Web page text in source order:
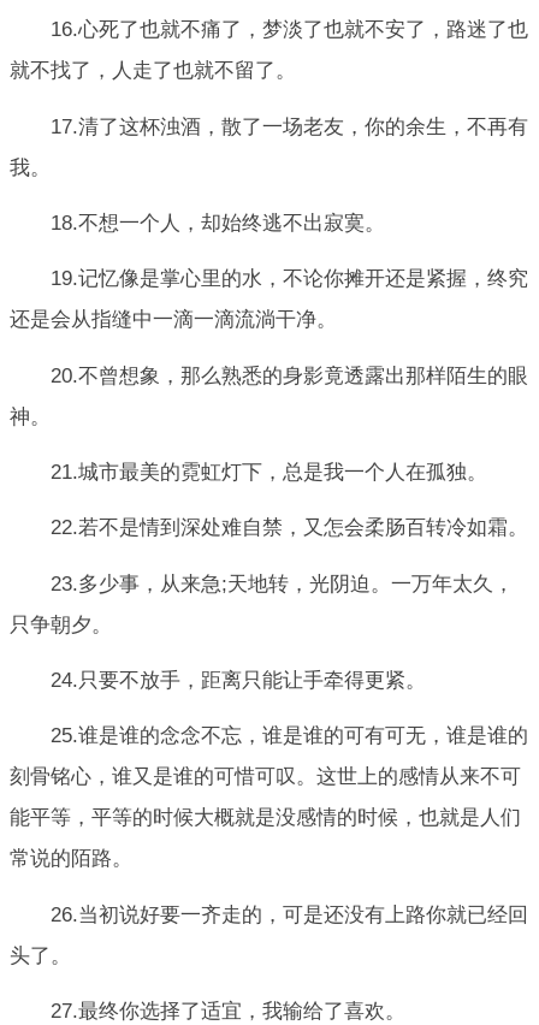
16.心死了也就不痛了，梦淡了也就不安了，路迷了也
就不找了，人走了也就不留了。
17.清了这杯浊酒，散了一场老友，你的余生，不再有
我。
18.不想一个人，却始终逃不出寂寞。
19.记忆像是掌心里的水，不论你摊开还是紧握，终究
还是会从指缝中一滴一滴流淌干净。
20.不曾想象，那么熟悉的身影竟透露出那样陌生的眼
神。
21.城市最美的霓虹灯下，总是我一个人在孤独。
22.若不是情到深处难自禁，又怎会柔肠百转冷如霜。
23.多少事，从来急;天地转，光阴迫。一万年太久，
只争朝夕。
24.只要不放手，距离只能让手牵得更紧。
25.谁是谁的念念不忘，谁是谁的可有可无，谁是谁的
刻骨铭心，谁又是谁的可惜可叹。这世上的感情从来不可
能平等，平等的时候大概就是没感情的时候，也就是人们
常说的陌路。
26.当初说好要一齐走的，可是还没有上路你就已经回
头了。
27.最终你选择了适宜，我输给了喜欢。